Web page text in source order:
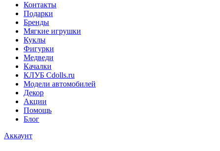
Контакты
Подарки
Бренды
Мягкие игрушки
Куклы
Фигурки
Медведи
Качалки
КЛУБ Cdolls.ru
Модели автомобилей
Декор
Акции
Помощь
Блог
Аккаунт